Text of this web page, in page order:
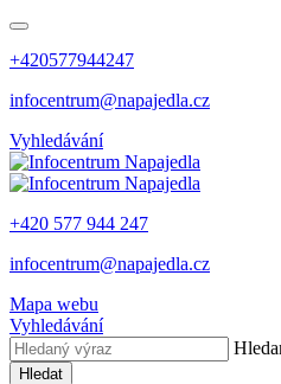
+420577944247
infocentrum@napajedla.cz
Vyhledávání
+420 577 944 247
infocentrum@napajedla.cz
Mapa webu
Vyhledávání
Hledat